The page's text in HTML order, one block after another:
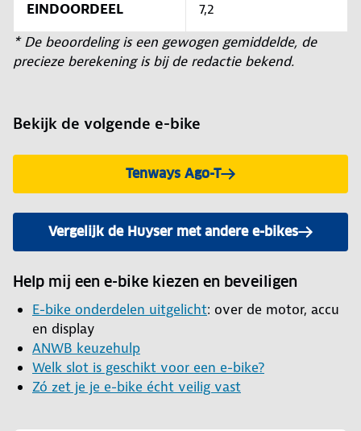
EINDOORDEEL
7,2
* De beoordeling is een gewogen gemiddelde, de
precieze berekening is bij de redactie bekend.
Bekijk de volgende e-bike
Tenways Ago-T
Vergelijk de Huyser met andere e-bikes
Help mij een e-bike kiezen en beveiligen
E-bike onderdelen uitgelicht: over de motor, accu
en display
ANWB keuzehulp
Welk slot is geschikt voor een e-bike?
Zó zet je je e-bike écht veilig vast